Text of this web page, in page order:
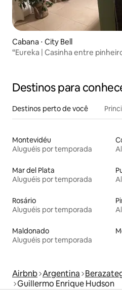
Cabana ⋅ City Bell
“Eureka | Casinha entre
Destinos para
Destinos perto de você
Montevidéu
Aluguéis por temporada
Mar del Plata
Aluguéis por temporada
Rosário
Aluguéis por temporada
Maldonado
Aluguéis por temporada
Airbnb Argentina
Guillermo Enrique Hudson